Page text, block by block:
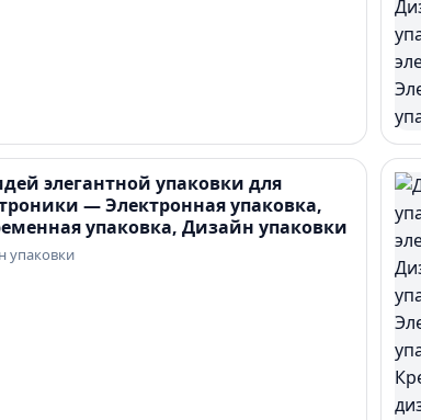
элегантной упаковки для
— Электронная упаковка,
упаковка, Дизайн упаковки
упаковки